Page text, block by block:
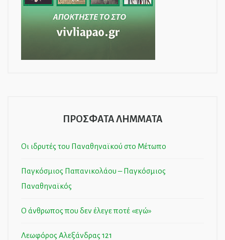
ΠΡΟΣΦΑΤΑ ΛΗΜΜΑΤΑ
Οι ιδρυτές του Παναθηναϊκού στο Μέτωπο
Παγκόσμιος Παπανικολάου – Παγκόσμιος
Παναθηναϊκός
Ο άνθρωπος που δεν έλεγε ποτέ «εγώ»
Λεωφόρος Αλεξάνδρας 121